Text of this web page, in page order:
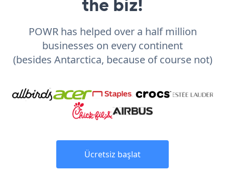
POWR has helped over a half million
businesses on every continent
(besides Antarctica, because of course not)
Ücretsiz başlat